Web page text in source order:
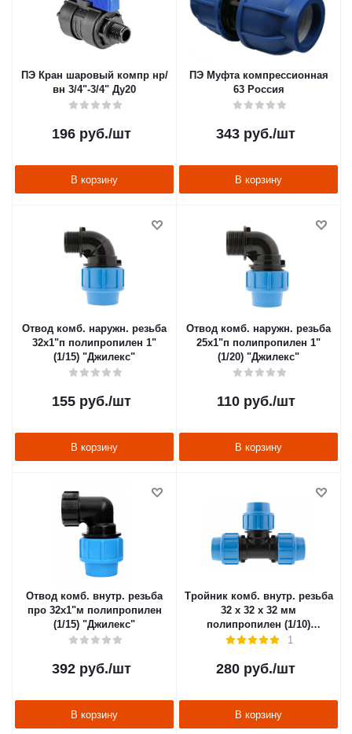
ПЭ Кран шаровый компр нр/
вн 3/4"-3/4" Ду20
196 руб./шт
В корзину
ПЭ Муфта компрессионная
63 Россия
343 руб./шт
В корзину
Отвод комб. наружн. резьба
32х1"п полипропилен 1"
(1/15) "Джилекс"
155 руб./шт
В корзину
Отвод комб. наружн. резьба
25х1"п полипропилен 1"
(1/20) "Джилекс"
110руб./шт
В корзину
Отвод комб. внутр. резьба
про 32х1"м полипропилен
(1/15) "Джилекс"
392 руб./шт
В корзину
Тройник комб. внутр. резьба
32 х 32 х 32 мм
полипропилен (1/10)
"Джилекс"
1
280 руб./шт
В корзину